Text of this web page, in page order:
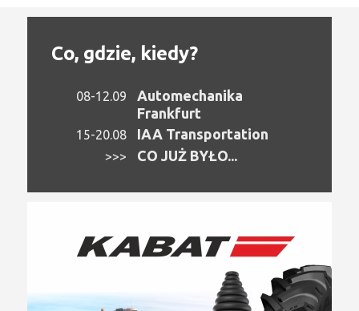
Co, gdzie, kiedy?
08-12.09
Automechanika
Frankfurt
15-20.08 IAA Transportation
>>> CO JUŻ BYŁO...